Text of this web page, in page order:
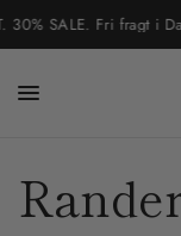
30% SALE. Fri fragt i